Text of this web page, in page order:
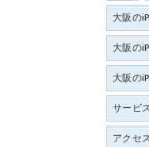
大阪の
大阪の
大阪の
サービ
アクセ